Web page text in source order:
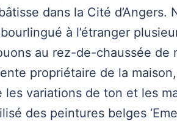
dans la Cité d’Angers.
à l’étranger
au rez-de-chaussée de
propriétaire de la
variations de ton et les
des peintures belges